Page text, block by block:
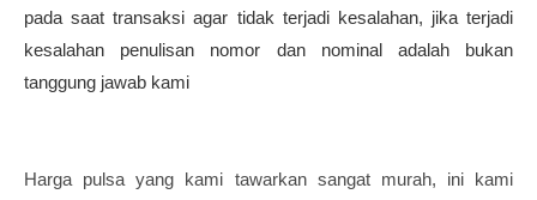
pada saat transaksi agar tidak terjadi kesalahan, jika terjadi
kesalahan penulisan nomor dan nominal adalah bukan
tanggung jawab kami
Harga pulsa yang kami tawarkan sangat murah, ini kami